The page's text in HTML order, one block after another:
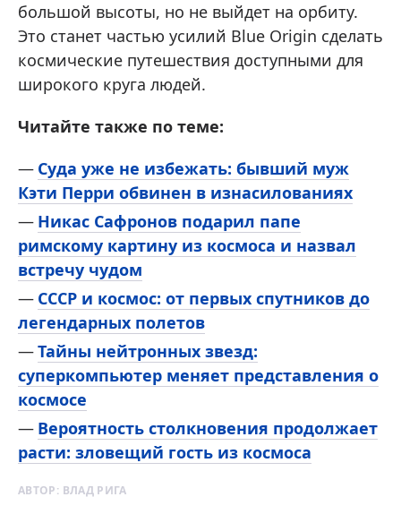
большой высоты, но не выйдет на орбиту.
Это станет частью усилий Blue Origin сделать
космические путешествия доступными для
широкого круга людей.
Читайте также по теме:
Суда уже не избежать: бывший муж
Кэти Перри обвинен в изнасилованиях
Никас Сафронов подарил папе
римскому картину из космоса и назвал
встречу чудом
СССР и космос: от первых спутников до
легендарных полетов
Тайны нейтронных звезд:
суперкомпьютер меняет представления о
космосе
Вероятность столкновения продолжает
расти: зловещий гость из космоса
АВТОР: ВЛАД РИГА